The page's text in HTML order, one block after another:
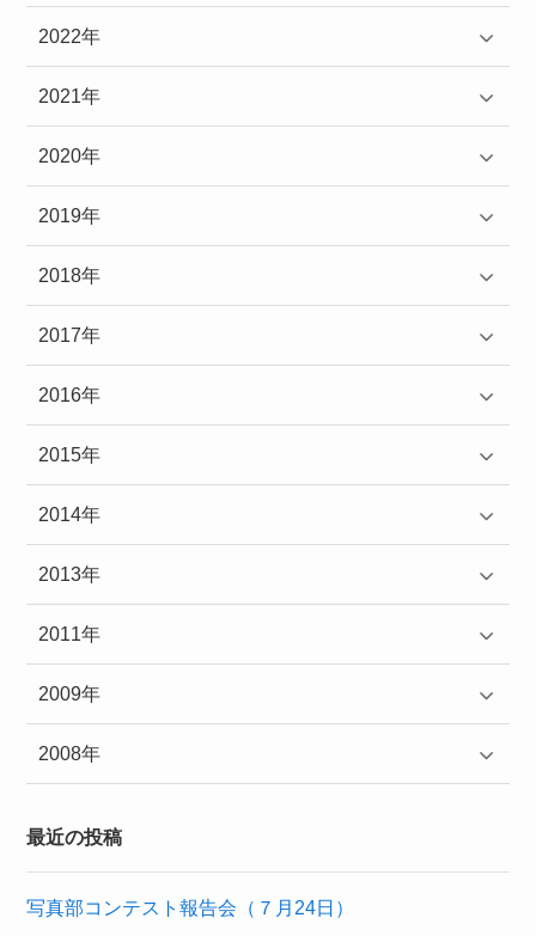
2022年
2021年
2020年
2019年
2018年
2017年
2016年
2015年
2014年
2013年
2011年
2009年
2008年
最近の投稿
写真部コンテスト報告会（７月24日）